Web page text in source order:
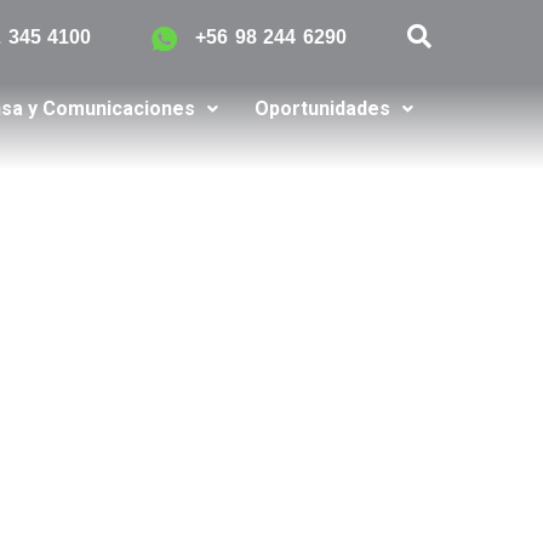
345 4100 +56 98 244 6290
y Comunicaciones Oportunidades